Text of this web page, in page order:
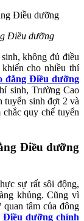
Điều dưỡng
không đủ điều
cho nhiều thí
đẳng Điều dưỡng
sinh, Trường Cao
tuyển sinh đợt 2 và
quy chế tuyển
Điều dưỡng
sự rất sôi động,
khủng. Cũng vì
quan tâm của đông
Điều dưỡng chính